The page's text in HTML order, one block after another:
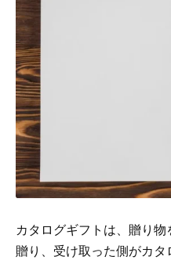
カタログギフトは、贈り
贈り、受け取った側がカ